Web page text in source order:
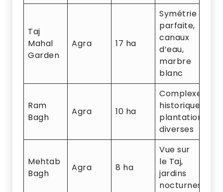
Taj
Mahal
Garden
Agra 17 ha
Symétrie
parfaite,
canaux
d’eau,
marbre
blanc
Ram
Bagh
Agra 10 ha
Complexe
historique,
plantations
diverses
Mehtab
Bagh
Agra 8 ha
Vue sur
le Taj,
jardins
nocturnes